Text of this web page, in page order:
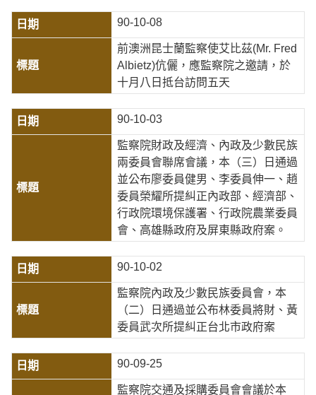
90-10-08
前澳洲昆士蘭監察使艾比茲(Mr. Fred
Albietz)伉儷，應監察院之邀請，於
十月八日抵台訪問五天
90-10-03
監察院財政及經濟、內政及少數民族
兩委員會聯席會議，本（三）日通過
並公布廖委員健男、李委員伸一、趙
委員榮耀所提糾正內政部、經濟部、
行政院環境保護署、行政院農業委員
會、高雄縣政府及屏東縣政府案。
90-10-02
監察院內政及少數民族委員會，本
（二）日通過並公布林委員將財、黃
委員武次所提糾正台北市政府案
90-09-25
監察院交通及採購委員會會議於本